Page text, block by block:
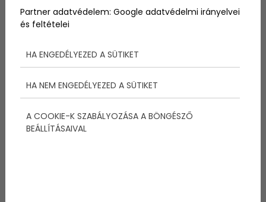
Megosztás:
További bejegyzések
Partner adatvédelem: Google adatvédelmi irányelvei
és feltételei
HA ENGEDÉLYEZED A SÜTIKET
HA NEM ENGEDÉLYEZED A SÜTIKET
A COOKIE-K SZABÁLYOZÁSA A BÖNGÉSZŐ
BEÁLLÍTÁSAIVAL